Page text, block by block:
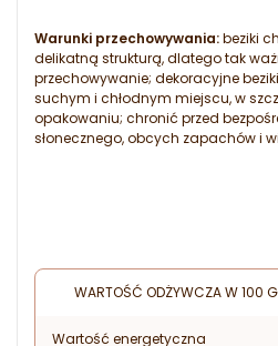
Warunki przechowywania:beziki
delikatną strukturą, dlatego tak
przechowywanie; dekoracyjne
suchym i chłodnym miejscu, w
opakowaniu; chronić przed
słonecznego, obcych zapachów i
WARTOŚĆ ODŻYWCZA W 100
Wartość energetyczna